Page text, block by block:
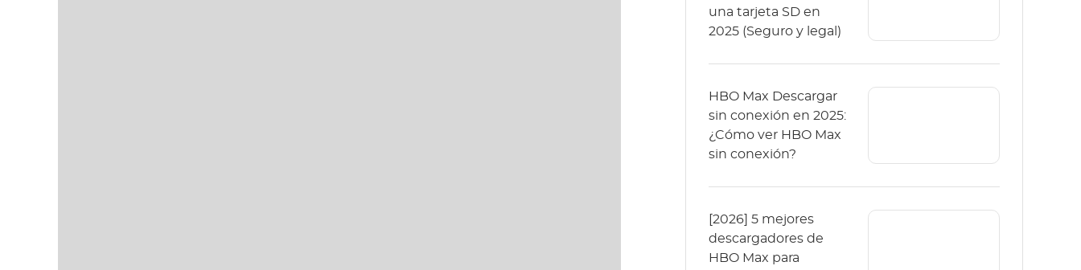
una tarjeta SD en
2025 (Seguro y legal)
HBO Max Descargar
sin conexión en 2025:
¿Cómo ver HBO Max
sin conexión?
[2026] 5 mejores
descargadores de
HBO Max para